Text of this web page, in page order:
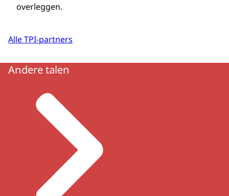
overleggen.
Alle TPI-partners
Andere talen